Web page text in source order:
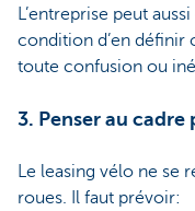
L’entreprise peut
condition d’en définir
toute confusion ou
3. Penser au cadre
Le leasing vélo ne se
roues. Il faut prévoir: